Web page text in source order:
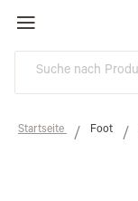
Startseite Foot